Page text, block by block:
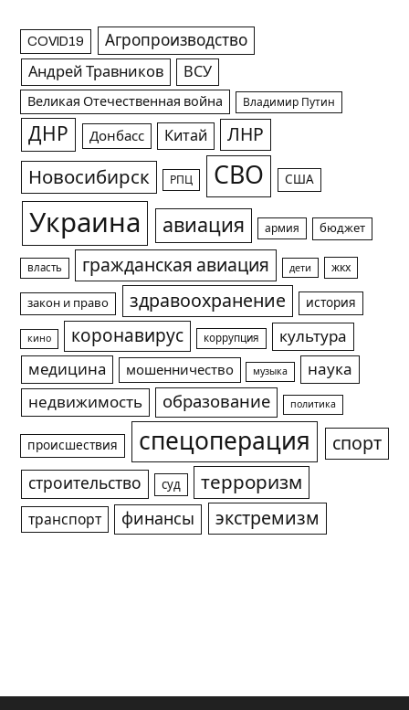
COVID19 Агропроизводство
Андрей Травников ВСУ
Великая Отечественная война Владимир Путин
ДНР Донбасс Китай ЛНР
Новосибирск РПЦ СВО США
Украина авиация армия бюджет
власть гражданская авиация дети жкх
закон и право здравоохранение история
кино коронавирус коррупция
культура
медицина
мошенничество музыка
наука
недвижимость
образование политика
происшествия спецоперация спорт
строительство суд терроризм
транспорт финансы экстремизм